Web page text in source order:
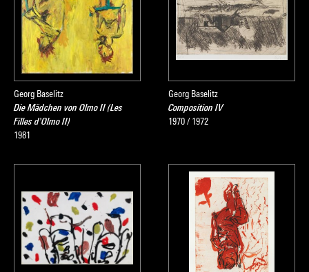
Georg Baselitz
Die Mädchen von Olmo II (Les
Filles d'Olmo II)
1981
Georg Baselitz
Composition IV
1970 / 1972